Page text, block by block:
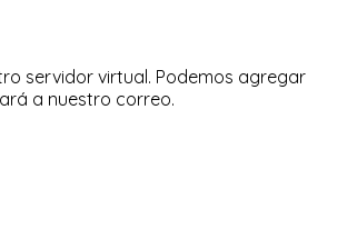
servidor virtual. Podemos agregar
a nuestro correo.